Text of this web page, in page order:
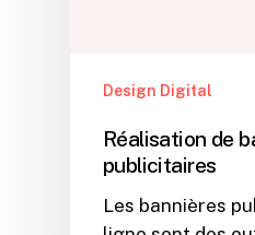
Design Digital
Réalisation de
publicitaires
Les bannières